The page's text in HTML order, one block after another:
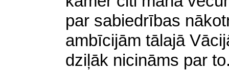
par sabiedrības
ambīcijām tālajā
dziļāk nicināms par